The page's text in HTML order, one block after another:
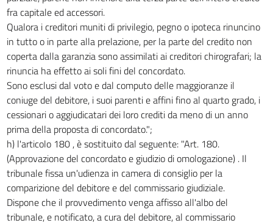
fra capitale ed accessori.
Qualora i creditori muniti di privilegio, pegno o ipoteca rinuncino
in tutto o in parte alla prelazione, per la parte del credito non
coperta dalla garanzia sono assimilati ai creditori chirografari; la
rinuncia ha effetto ai soli fini del concordato.
Sono esclusi dal voto e dal computo delle maggioranze il
coniuge del debitore, i suoi parenti e affini fino al quarto grado, i
cessionari o aggiudicatari dei loro crediti da meno di un anno
prima della proposta di concordato.";
h) l'articolo 180 , è sostituito dal seguente: "Art. 180.
(Approvazione del concordato e giudizio di omologazione) . Il
tribunale fissa un'udienza in camera di consiglio per la
comparizione del debitore e del commissario giudiziale.
Dispone che il provvedimento venga affisso all'albo del
tribunale, e notificato, a cura del debitore, al commissario